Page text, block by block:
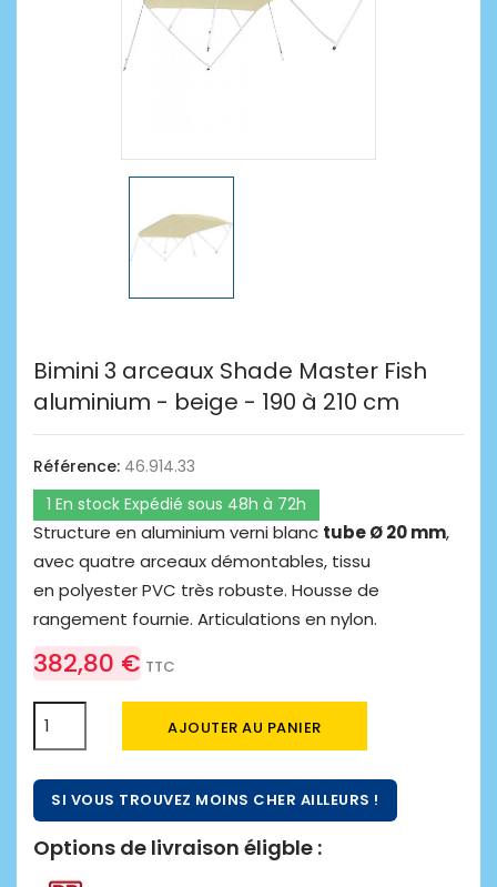
Bimini 3 arceaux Shade Master Fish
aluminium - beige - 190 à 210 cm
Référence: 46.914.33
1 En stock Expédié sous 48h à 72h
Structure en aluminium verni blanc tube Ø 20 mm,
avec quatre arceaux démontables, tissu
en polyester PVC très robuste. Housse de
rangement fournie. Articulations en nylon.
382,80 € TTC
AJOUTER AU PANIER
SI VOUS TROUVEZ MOINS CHER AILLEURS !
Options de livraison éligble :